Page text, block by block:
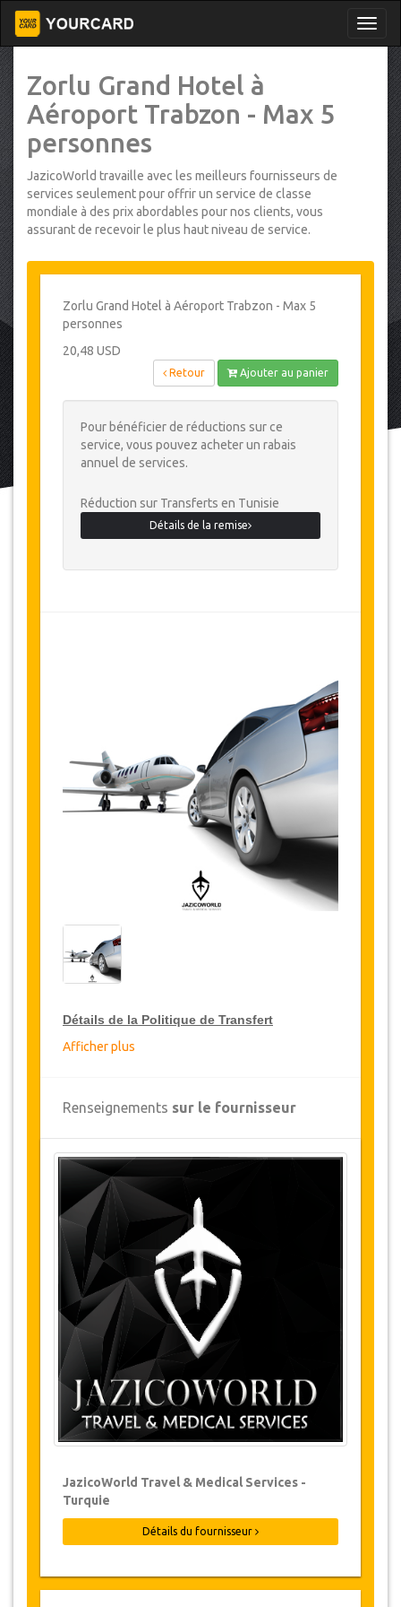
Zorlu Grand Hotel à
Aéroport Trabzon - Max 5
personnes
JazicoWorld travaille avec les meilleurs fournisseurs de
services seulement pour offrir un service de classe
mondiale à des prix abordables pour nos clients, vous
assurant de recevoir le plus haut niveau de service.
Zorlu Grand Hotel à Aéroport Trabzon - Max 5
personnes
20,48 USD
Retour Ajouter au panier
Pour bénéficier de réductions sur ce
service, vous pouvez acheter un rabais
annuel de services.
Réduction sur Transferts en Tunisie
Détails de la remise
Détails de la Politique de Transfert
JazicoWorld offre pour les grands voyageurs,
15% de réduction sur les transferts
toute la Turquie et ce pendant une période de
12 mois, pour obtenir votre remise sur le
transfert, cliquez ci-dessus sur le bouton
Détails de la remise
Changements et Politique d'annulation
Les modifications de réservations peuvent
être possibles si l’avis est donné à temps.
Pour plus d'informations veuillez nous
contacter.
Pour toutes les annulations faites au
moins 24 heures à l’avance, il n‘y aura
pas de frais, même si la réservation a été
confirmée. L'annulation ne peut être faite
que par écrit en envoyant un courrier
électronique.
moins de 24 heures avant le transfert.
Dans de tels cas, les paiements sont non-
remboursables.
De temps en temps, JazicoWorld peut
Afficher plus
Renseignements sur le fournisseur
JazicoWorld Travel & Medical Services -
Turquie
Détails du fournisseur